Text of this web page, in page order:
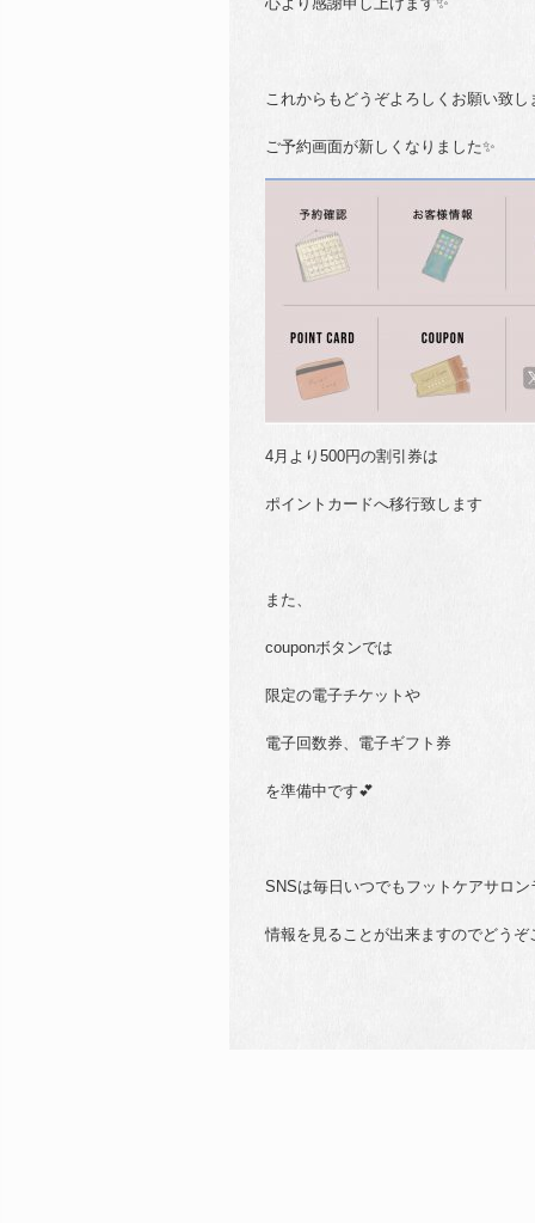
これからもどうぞよろしくお願い致し
ご予約画面が新しくなりました✨️
4月より500円の割引券は
ポイントカードへ移行致します
また、
couponボタンでは
限定の電子チケットや
電子回数券、電子ギフト券
を準備中です💕
SNSは毎日いつでもフットケアサロン
情報を見ることが出来ますのでどう